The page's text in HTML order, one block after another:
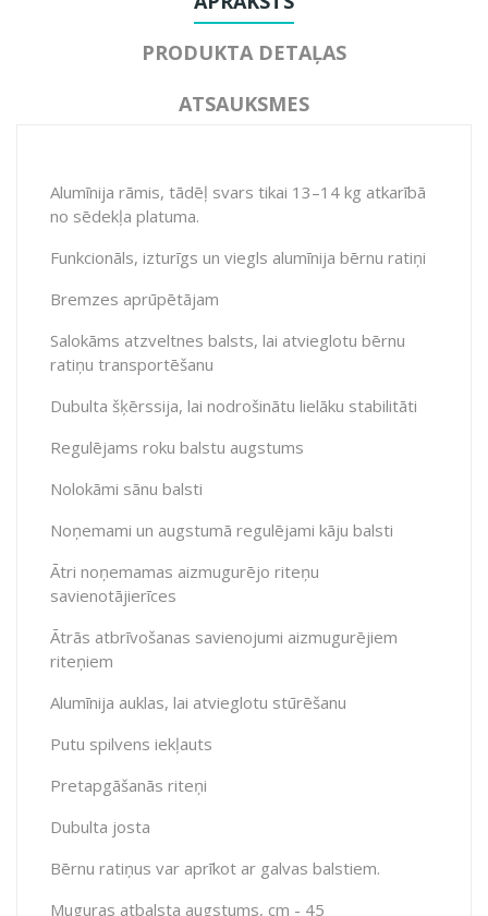
PRODUKTA DETAĻAS
ATSAUKSMES
Alumīnija rāmis, tādēļ svars tikai 13–14 kg atkarībā
no sēdekļa platuma.
Funkcionāls, izturīgs un viegls alumīnija bērnu ratiņi
Bremzes aprūpētājam
Salokāms atzveltnes balsts, lai atvieglotu bērnu
ratiņu transportēšanu
Dubulta šķērssija, lai nodrošinātu lielāku stabilitāti
Regulējams roku balstu augstums
Nolokāmi sānu balsti
Noņemami un augstumā regulējami kāju balsti
Ātri noņemamas aizmugurējo riteņu
savienotājierīces
Ātrās atbrīvošanas savienojumi aizmugurējiem
riteņiem
Alumīnija auklas, lai atvieglotu stūrēšanu
Putu spilvens iekļauts
Pretapgāšanās riteņi
Dubulta josta
Bērnu ratiņus var aprīkot ar galvas balstiem.
Muguras atbalsta augstums, cm - 45